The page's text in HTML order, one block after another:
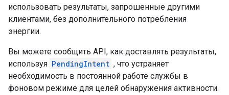
использовать результаты, запрошенные другими
клиентами, без дополнительного потребления
энергии.
Вы можете сообщить API, как доставлять результаты,
используя PendingIntent , что устраняет
необходимость в постоянной работе службы в
фоновом режиме для целей обнаружения активности.